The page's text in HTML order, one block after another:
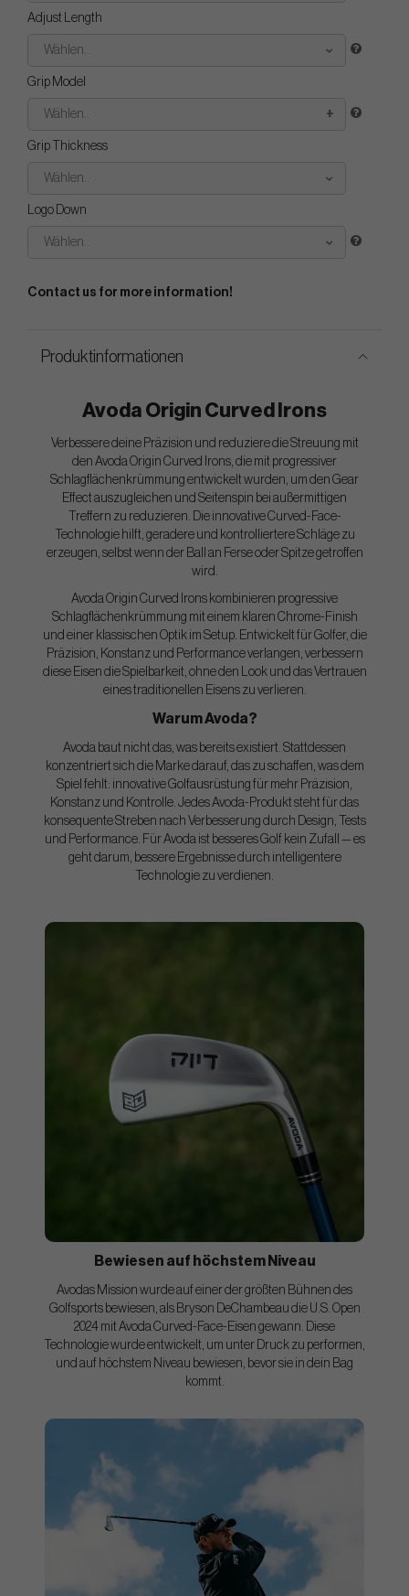
Adjust Length
Wählen..
Grip Model
Wählen..
Grip Thickness
Wählen..
Logo Down
Wählen..
Contact us for more information!
Produktinformationen
Avoda Origin Curved Irons
Verbessere deine Präzision und reduziere die Streuung mit
den Avoda Origin Curved Irons, die mit progressiver
Schlagflächenkrümmung entwickelt wurden, um den Gear
Effect auszugleichen und Seitenspin bei außermittigen
Treffern zu reduzieren. Die innovative Curved-Face-
Technologie hilft, geradere und kontrolliertere Schläge zu
erzeugen, selbst wenn der Ball an Ferse oder Spitze getroffen
wird.
Avoda Origin Curved Irons kombinieren progressive
Schlagflächenkrümmung mit einem klaren Chrome-Finish
und einer klassischen Optik im Setup. Entwickelt für Golfer, die
Präzision, Konstanz und Performance verlangen, verbessern
diese Eisen die Spielbarkeit, ohne den Look und das Vertrauen
eines traditionellen Eisens zu verlieren.
Warum Avoda?
Avoda baut nicht das, was bereits existiert. Stattdessen
konzentriert sich die Marke darauf, das zu schaffen, was dem
Spiel fehlt: innovative Golfausrüstung für mehr Präzision,
Konstanz und Kontrolle. Jedes Avoda-Produkt steht für das
konsequente Streben nach Verbesserung durch Design, Tests
und Performance. Für Avoda ist besseres Golf kein Zufall — es
geht darum, bessere Ergebnisse durch intelligentere
Technologie zu verdienen.
Bewiesen auf höchstem Niveau
Avodas Mission wurde auf einer der größten Bühnen des
Golfsports bewiesen, als Bryson DeChambeau die U.S. Open
2024 mit Avoda Curved-Face-Eisen gewann. Diese
Technologie wurde entwickelt, um unter Druck zu performen,
und auf höchstem Niveau bewiesen, bevor sie in dein Bag
kommt.